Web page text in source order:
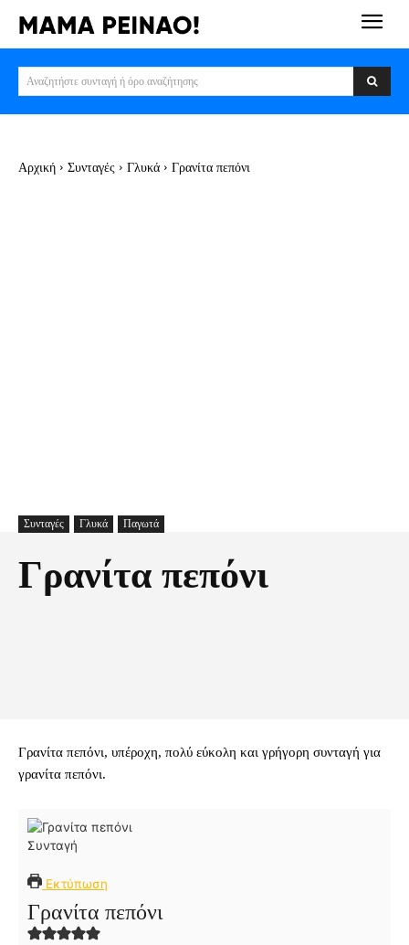
Αναζητήστε συνταγή ή όρο αναζήτησης
Αρχική Συνταγές Γλυκά Γρανίτα πεπόνι
Συνταγές Γλυκά Παγωτά
Γρανίτα πεπόνι
Γρανίτα πεπόνι, υπέροχη, πολύ εύκολη και γρήγορη συνταγή για
γρανίτα πεπόνι.
Εκτύπωση
Γρανίτα πεπόνι